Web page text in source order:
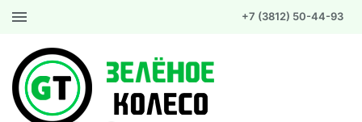
+7 (3812) 50-44-93